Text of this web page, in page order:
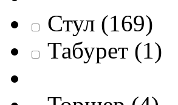
Стул (169)
Табурет (1)